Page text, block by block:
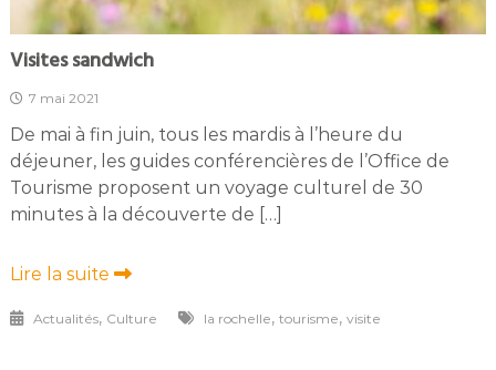
Visites sandwich
7 mai 2021
De mai à fin juin, tous les mardis à l’heure du
déjeuner, les guides conférencières de l’Office de
Tourisme proposent un voyage culturel de 30
minutes à la découverte de […]
Lire la suite
Actualités, Culture la rochelle, tourisme, visite